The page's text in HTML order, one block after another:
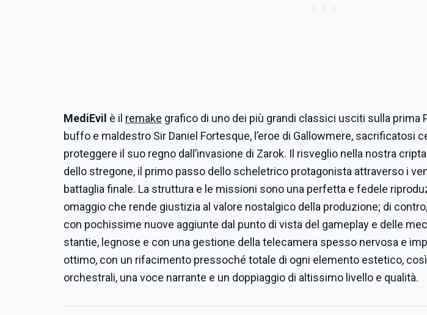
MediEvil è il remake grafico di uno dei più grandi classici usciti sulla prima
buffo e maldestro Sir Daniel Fortesque, l’eroe di Gallowmere, sacrificatosi
proteggere il suo regno dall’invasione di Zarok. Il risveglio nella nostra
dello stregone, il primo passo dello scheletrico protagonista attraverso i
battaglia finale. La struttura e le missioni sono una perfetta e fedele
omaggio che rende giustizia al valore nostalgico della produzione; di
con pochissime nuove aggiunte dal punto di vista del gameplay e delle
stantie, legnose e con una gestione della telecamera spesso nervosa e
ottimo, con un rifacimento pressoché totale di ogni elemento estetico,
orchestrali, una voce narrante e un doppiaggio di altissimo livello e qualità.